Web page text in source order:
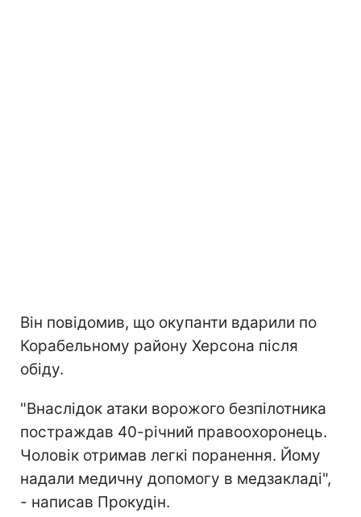
Він повідомив, що окупанти вдарили по
Корабельному району Херсона після
обіду.
"Внаслідок атаки ворожого безпілотника
постраждав 40-річний правоохоронець.
Чоловік отримав легкі поранення. Йому
надали медичну допомогу в медзакладі",
- написав Прокудін.